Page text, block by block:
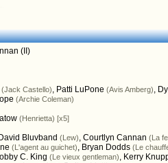
(II)
(Jack Castello), Patti LuPone (Avis Amberg),
(Archie Coleman)
(Henrietta) [x5]
David Bluvband (Lew), Courtlyn Cannan (La
(L'agent au guichet), Bryan Dodds (Le
C. King (Le vieux gentleman), Kerry